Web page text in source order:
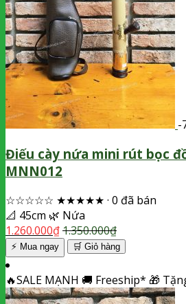
-
Điếu cày nứa mini rút bọc
MNN012
☆☆☆☆☆ ★★★★★ · 0 đã bán
📐 45cm 🌿 Nứa
1.260.000₫1.350.000₫
⚡ Mua ngay 🛒 Giỏ hàng
🔥SALE MẠNH 🚚 Freeship* 🎁